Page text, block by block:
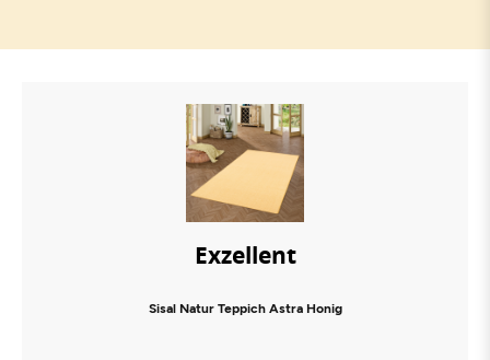
Exzellent
Sisal Natur Teppich Astra Honig